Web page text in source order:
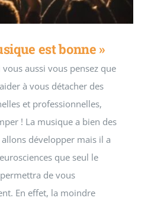
est bonne »
vous aussi vous pensez que
à vous détacher des
et professionnelles,
! La musique a bien des
développer mais il a
que seul le
de vous
En effet, la moindre